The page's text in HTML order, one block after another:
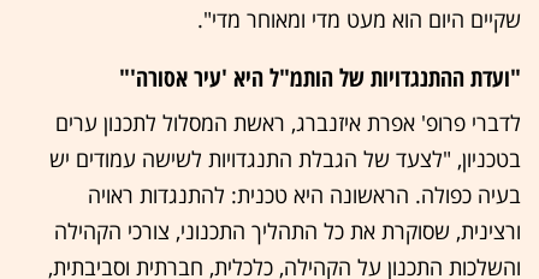
שקיים היום הוא מעט מדי ומאוחר מדי".
"ועדת ההתנגדויות של הותמ"ל היא 'עיר אסורה'"
לדברי פרופ' אפרת איזנברג, ראשת המסלול לתכנון ערים
בטכניון, "לצעד של הגבלת התנגדויות לשישה עמודים יש
בעיה כפולה. הראשונה היא טכנית: להתנגדות ראויה
ורצינית, שסוקרת את כל התהליך התכנוני, צורכי הקהילה
והשלכות התכנון על הקהילה, כלכלית, חברתית וסביבתית,